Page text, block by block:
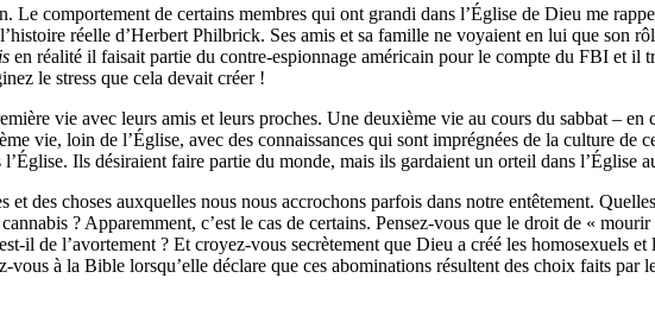
comportement de certains membres qui ont grandi dans l’Église de Dieu me
réelle d’Herbert Philbrick. Ses amis et sa famille ne voyaient en lui que son
en réalité il faisait partie du contre-espionnage américain pour le compte du FBI et il
le stress que cela devait créer !
vie avec leurs amis et leurs proches. Une deuxième vie au cours du sabbat – en
vie, loin de l’Église, avec des connaissances qui sont imprégnées de la culture de
Ils désiraient faire partie du monde, mais ils gardaient un orteil dans l’Église
des choses auxquelles nous nous accrochons parfois dans notre entêtement.
? Apparemment, c’est le cas de certains. Pensez-vous que le droit de «
il de l’avortement ? Et croyez-vous secrètement que Dieu a créé les homosexuels et
à la Bible lorsqu’elle déclare que ces abominations résultent des choix faits par